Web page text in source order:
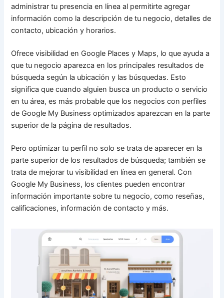
administrar tu presencia en línea al permitirte agregar
información como la descripción de tu negocio, detalles de
contacto, ubicación y horarios.
Ofrece visibilidad en Google Places y Maps, lo que ayuda a
que tu negocio aparezca en los principales resultados de
búsqueda según la ubicación y las búsquedas. Esto
significa que cuando alguien busca un producto o servicio
en tu área, es más probable que los negocios con perfiles
de Google My Business optimizados aparezcan en la parte
superior de la página de resultados.
Pero optimizar tu perfil no solo se trata de aparecer en la
parte superior de los resultados de búsqueda; también se
trata de mejorar tu visibilidad en línea en general. Con
Google My Business, los clientes pueden encontrar
información importante sobre tu negocio, como reseñas,
calificaciones, información de contacto y más.